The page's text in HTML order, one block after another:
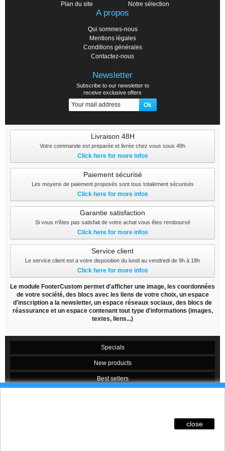
Plan du site
Notre sélection
A propos
Qui sommes-nous
Mentions légales
Conditions générales
Contactez-nous
Newsletter
Subscribe to our newsletter to
receive exclusive offers
Livraison 48H
Votre commande est preparée et livrée chez vous sous 48h
Click here for more infos
Paiement sécurisé
Les moyens de paiement proposés sont tous totalement sécurisés
Click here for more infos
Garantie satisfaction
Si vous n'êtes pas satisfait de votre achat vous êtes remboursé
Click here for more infos
Service client
Le service client est a votre disposition du lundi au vendredi de 9h à 18h
Click here for more infos
Le module FooterCustom permet d'afficher une image, les coordonnées
de votre société, des blocs avec les liens de votre choix, un espace
d'inscription a la newsletter, un espace réseaux sociaux, des blocs de
réassurance et un espace contenant tout type d'informations (images,
textes, liens...)
Specials
New products
Best sellers
close